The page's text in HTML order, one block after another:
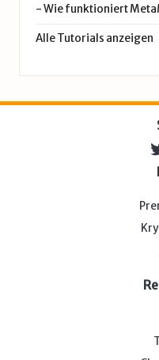
-Wie funktioniert
Alle Tutorials anzeigen